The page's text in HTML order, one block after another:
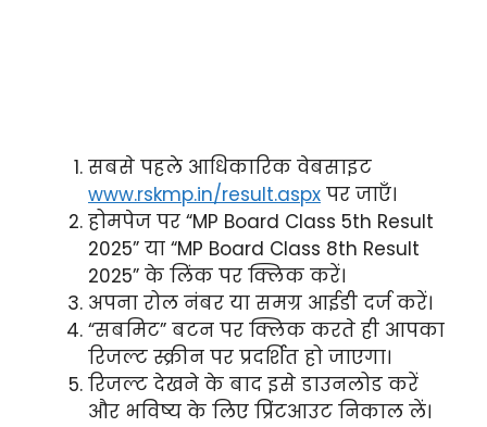
सबसे पहले आधिकारिक वेबसाइट
www.rskmp.in/result.aspx पर जाएँ।
होमपेज पर “MP Board Class 5th Result
2025” या “MP Board Class 8th Result
2025” के लिंक पर क्लिक करें।
अपना रोल नंबर या समग्र आईडी दर्ज करें।
“सबमिट” बटन पर क्लिक करते ही आपका
रिजल्ट स्क्रीन पर प्रदर्शित हो जाएगा।
रिजल्ट देखने के बाद इसे डाउनलोड करें
और भविष्य के लिए प्रिंटआउट निकाल लें।